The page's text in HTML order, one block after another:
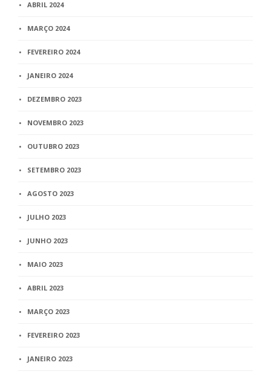
ABRIL 2024
MARÇO 2024
FEVEREIRO 2024
JANEIRO 2024
DEZEMBRO 2023
NOVEMBRO 2023
OUTUBRO 2023
SETEMBRO 2023
AGOSTO 2023
JULHO 2023
JUNHO 2023
MAIO 2023
ABRIL 2023
MARÇO 2023
FEVEREIRO 2023
JANEIRO 2023